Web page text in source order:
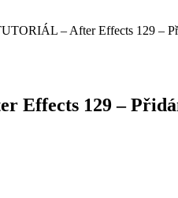
– After Effects 129 –
Effects 129 –